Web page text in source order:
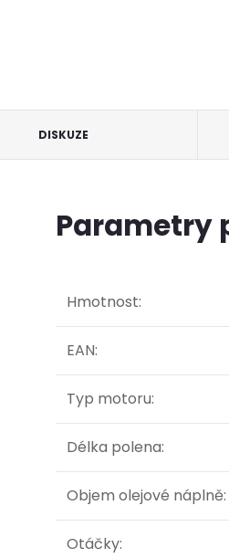
DISKUZE
Parametry
Hmotnost:
EAN:
Typ motoru:
Délka polena:
Objem olejové náplně:
Otáčky: